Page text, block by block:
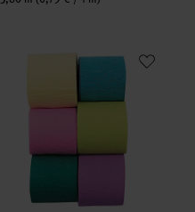
Kreppbänder Mix Frühling